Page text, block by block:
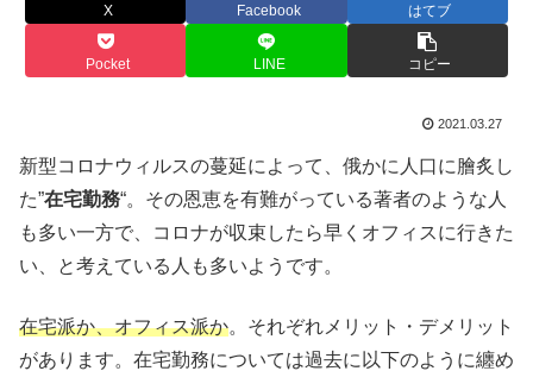
X Facebook はてブ
Pocket LINE コピー
2021.03.27
新型コロナウィルスの蔓延によって、俄かに人口に膾炙し
た”在宅勤務“。その恩恵を有難がっている著者のような人
も多い一方で、コロナが収束したら早くオフィスに行きた
い、と考えている人も多いようです。
在宅派か、オフィス派か。それぞれメリット・デメリット
があります。在宅勤務については過去に以下のように纏め